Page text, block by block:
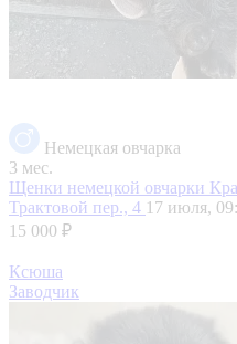
Немецкая овчарка
3 мес.
Щенки немецкой овчарки
Трактовой пер., 4 17 июля,
15 000 ₽
Ксюша
Заводчик